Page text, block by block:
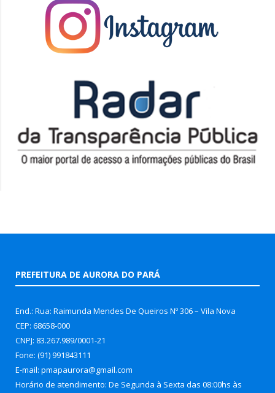
PREFEITURA DE AURORA DO PARÁ
End.: Rua: Raimunda Mendes De Queiros Nº 306 – Vila Nova
CEP: 68658-000
CNPJ: 83.267.989/0001-21
Fone: (91) 991843111
E-mail: pmapaurora@gmail.com
Horário de atendimento: De Segunda à Sexta das 08:00hs às